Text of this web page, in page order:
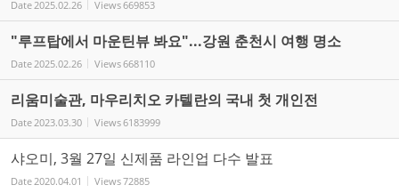
Date2025.02.26 Views669853
"루프탑에서 마운틴뷰 봐요"...강원 춘천시 여행 명소
Date2025.02.26 Views668110
리움미술관, 마우리치오 카텔란의 국내 첫 개인전
Date2023.03.30 Views6183999
샤오미, 3월 27일 신제품 라인업 다수 발표
Date2020.04.01 Views72885